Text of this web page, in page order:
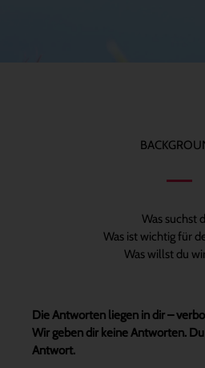
Was suchst
Was ist wichtig für
Was willst du
Die Antworten liegen in dir –
Wir geben dir keine Antworten.
Antwort.